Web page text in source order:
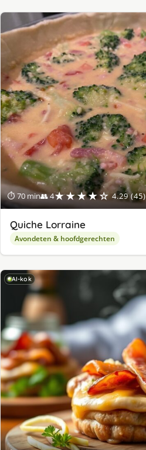
⏱ 70 min👥 4★★★★☆ 4.29 (45)
Quiche Lorraine
Avondeten & hoofdgerechten
AI-kok